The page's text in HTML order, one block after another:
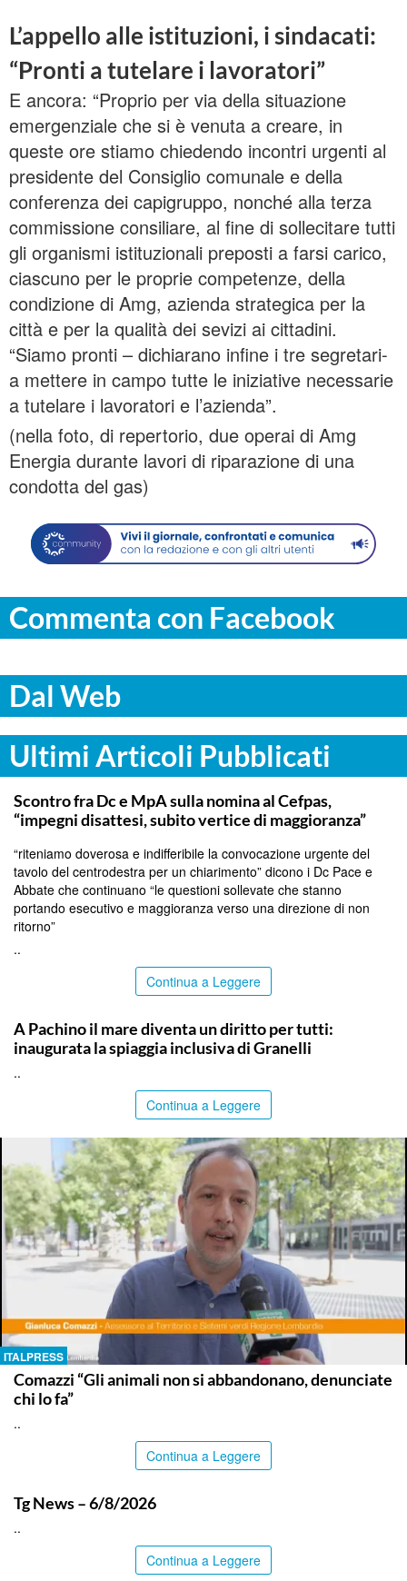
L’appello alle istituzioni, i sindacati:
“Pronti a tutelare i lavoratori”
E ancora: “Proprio per via della situazione
emergenziale che si è venuta a creare, in
queste ore stiamo chiedendo incontri urgenti al
presidente del Consiglio comunale e della
conferenza dei capigruppo, nonché alla terza
commissione consiliare, al fine di sollecitare tutti
gli organismi istituzionali preposti a farsi carico,
ciascuno per le proprie competenze, della
condizione di Amg, azienda strategica per la
città e per la qualità dei sevizi ai cittadini.
“Siamo pronti – dichiarano infine i tre segretari-
a mettere in campo tutte le iniziative necessarie
a tutelare i lavoratori e l’azienda”.
(nella foto, di repertorio, due operai di Amg
Energia durante lavori di riparazione di una
condotta del gas)
Commenta con Facebook
Dal Web
Ultimi Articoli Pubblicati
CALTANISSETTA
Scontro fra Dc e MpA sulla nomina al Cefpas,
“impegni disattesi, subito vertice di maggioranza”
“riteniamo doverosa e indifferibile la convocazione urgente del
tavolo del centrodestra per un chiarimento” dicono i Dc Pace e
Abbate che continuano “le questioni sollevate che stanno
portando esecutivo e maggioranza verso una direzione di non
ritorno”
..
Continua a Leggere
A Pachino il mare diventa un diritto per tutti:
inaugurata la spiaggia inclusiva di Granelli
..
Continua a Leggere
ITALPRESS
Comazzi “Gli animali non si abbandonano, denunciate
chi lo fa”
..
Continua a Leggere
Tg News – 6/8/2026
..
Continua a Leggere